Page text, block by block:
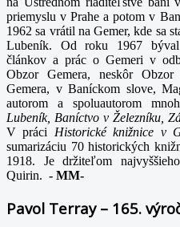
priemyslu v Prahe a potom v
1962 sa vrátil na Gemer, kde sa
Lubeník. Od roku 1967
článkov a prác o Gemeri v
Obzor Gemera, neskôr
Gemera, v Baníckom slove,
autorom a spoluautorom
Lubeník, Baníctvo v Železníku,
V práci Historické knižnice v
sumarizáciu 70 historických
1918. Je držiteľom
Quirin. - MM-
Pavol Terray – 165.